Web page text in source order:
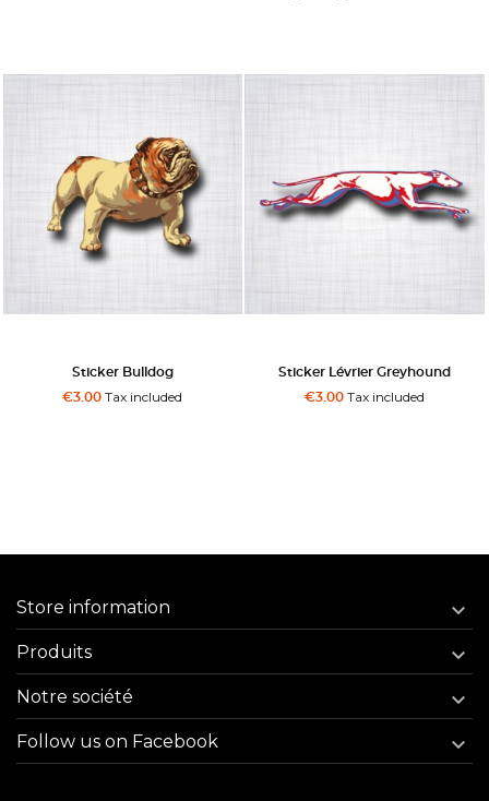
Sticker Bulldog
€3.00 Tax included
Sticker Lévrier Greyhound
€3.00 Tax included
Store information 
Produits 
Notre société 
Follow us on Facebook 